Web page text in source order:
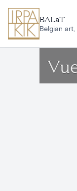
BALaT
Belgian